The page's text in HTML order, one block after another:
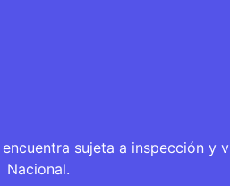
sujeta a inspección y
Nacional.